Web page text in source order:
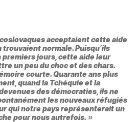
acceptaient cette aide
trouvaient normale. Puisqu’ils
premiers jours, cette aide leur
un peu du choc et des chars.
courte. Quarante ans plus
quand la Tchéquie et la
des démocraties, ils ne
les nouveaux réfugiés
qui notre pays représenterait un
pour nous autrefois. »